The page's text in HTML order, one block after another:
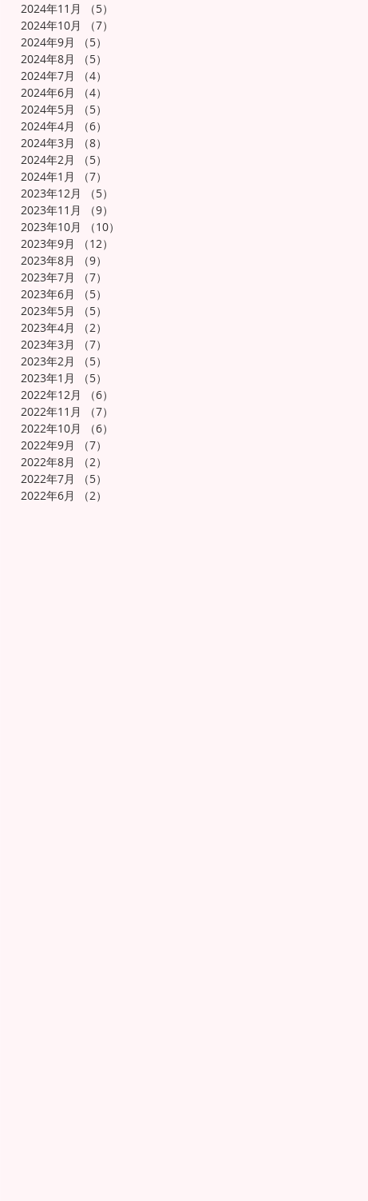
2024年11月 （5）
2024年10月
（7）
2024年9月
（5）
2024年8月
（5）
2024年7月
（4）
2024年6月
（4）
2024年5月
（5）
2024年4月
（6）
2024年3月
（8）
2024年2月
（5）
2024年1月
（7）
2023年12月
（5）
2023年11月
（9）
2023年10月
（10）
2023年9月
（12）
2023年8月
（9）
2023年7月
（7）
2023年6月
（5）
2023年5月
（5）
2023年4月
（2）
2023年3月
（7）
2023年2月
（5）
2023年1月
（5）
2022年12月
（6）
2022年11月
（7）
2022年10月
（6）
2022年9月
（7）
2022年8月
（2）
2022年7月
（5）
2022年6月
（2）